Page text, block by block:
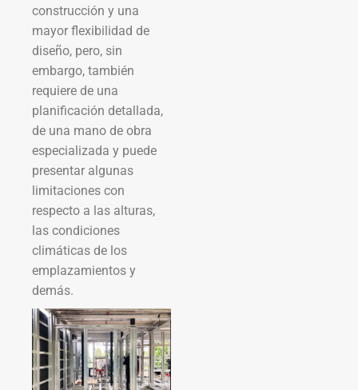
construcción y una
mayor flexibilidad de
diseño, pero, sin
embargo, también
requiere de una
planificación detallada,
de una mano de obra
especializada y puede
presentar algunas
limitaciones con
respecto a las alturas,
las condiciones
climáticas de los
emplazamientos y
demás.